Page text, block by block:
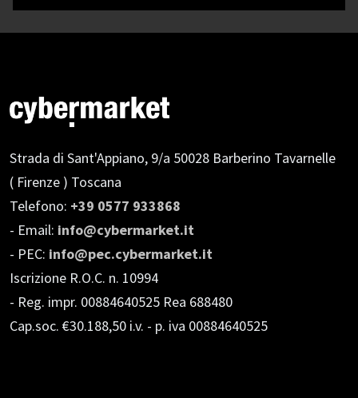
Strada di Sant'Appiano, 9/a 50028 Barberino Tavarnelle
( Firenze ) Toscana
Telefono: +39 0577 933868
- Email: info@cybermarket.it
- PEC: info@pec.cybermarket.it
Iscrizione R.O.C. n. 10994
- Reg. impr. 00884640525 Rea 688480
Cap.soc. €30.188,50 i.v. - p. iva 00884640525